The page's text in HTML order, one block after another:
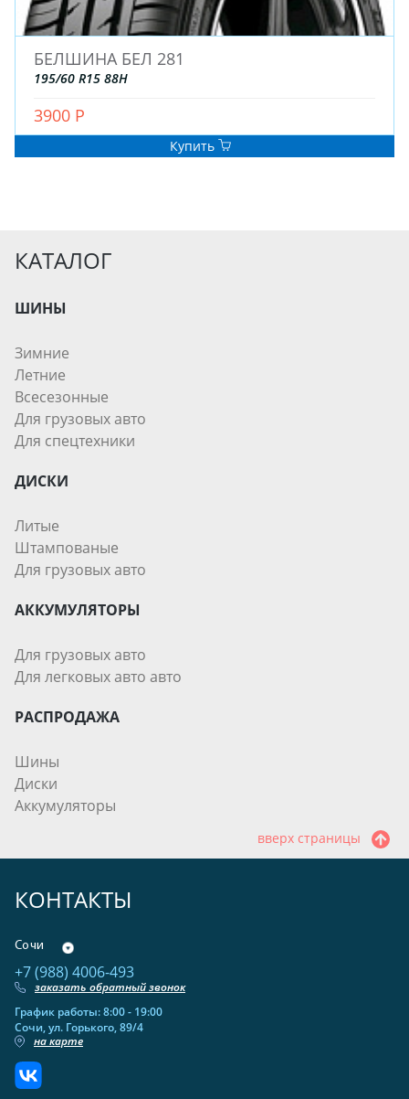
БЕЛШИНА БЕЛ 281
195/60 R15 88H
3900 Р
Купить
КАТАЛОГ
ШИНЫ
Зимние
Летние
Всесезонные
Для грузовых авто
Для спецтехники
ДИСКИ
Литые
Штампованые
Для грузовых авто
АККУМУЛЯТОРЫ
Для грузовых авто
Для легковых авто авто
РАСПРОДАЖА
Шины
Диски
Аккумуляторы
вверх страницы
КОНТАКТЫ
Сочи
+7 (988) 4006-493
заказать обратный звонок
График работы: 8:00 - 19:00
Сочи, ул. Горького, 89/4
на карте